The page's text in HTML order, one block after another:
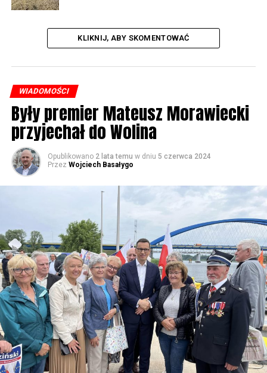
KLIKNIJ, ABY SKOMENTOWAĆ
WIADOMOŚCI
Były premier Mateusz Morawiecki
przyjechał do Wolina
Opublikowano 2 lata temu w dniu 5 czerwca 2024
Przez Wojciech Basałygo